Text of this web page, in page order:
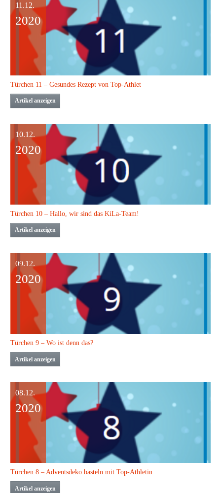
11.12.
2020
Türchen 11 – Gesundes Rezept von Top-Athlet
Artikel anzeigen
10.12.
2020
Türchen 10 – Hallo, wir sind das KiLa-Team!
Artikel anzeigen
09.12.
2020
Türchen 9 – Wo ist denn das?
Artikel anzeigen
08.12.
2020
Türchen 8 – Adventsdeko basteln mit Top-Athletin
Artikel anzeigen